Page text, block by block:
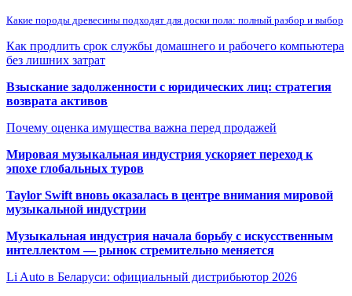
Какие породы древесины подходят для доски пола: полный разбор и выбор
Как продлить срок службы домашнего и рабочего компьютера
без лишних затрат
Взыскание задолженности с юридических лиц: стратегия
возврата активов
Почему оценка имущества важна перед продажей
Мировая музыкальная индустрия ускоряет переход к
эпохе глобальных туров
Taylor Swift вновь оказалась в центре внимания мировой
музыкальной индустрии
Музыкальная индустрия начала борьбу с искусственным
интеллектом — рынок стремительно меняется
Li Auto в Беларуси: официальный дистрибьютор 2026